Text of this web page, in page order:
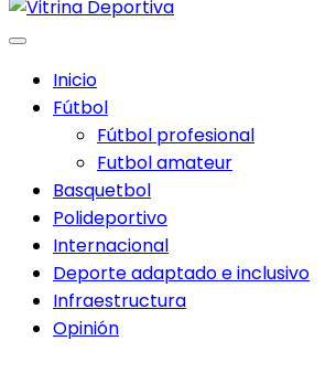
Inicio
Fútbol
Fútbol profesional
Futbol amateur
Basquetbol
Polideportivo
Internacional
Deporte adaptado e inclusivo
Infraestructura
Opinión